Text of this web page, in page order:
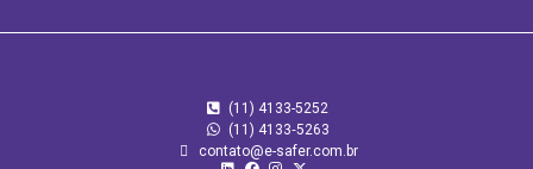
(11) 4133-5252
(11) 4133‑5263
contato@e-safer.com.br